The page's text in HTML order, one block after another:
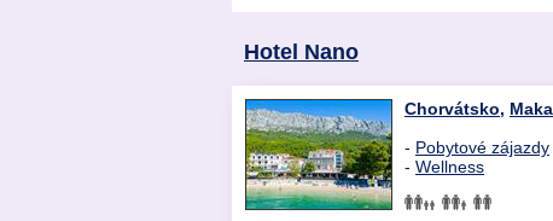
Hotel Nano
Chorvátsko,
- Pobytové zájazdy
- Wellness